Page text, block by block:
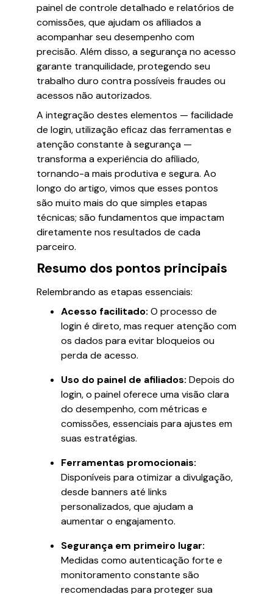
painel de controle detalhado e relatórios de
comissões, que ajudam os afiliados a
acompanhar seu desempenho com
precisão. Além disso, a segurança no acesso
garante tranquilidade, protegendo seu
trabalho duro contra possíveis fraudes ou
acessos não autorizados.
A integração destes elementos — facilidade
de login, utilização eficaz das ferramentas e
atenção constante à segurança —
transforma a experiência do afiliado,
tornando-a mais produtiva e segura. Ao
longo do artigo, vimos que esses pontos
são muito mais do que simples etapas
técnicas; são fundamentos que impactam
diretamente nos resultados de cada
parceiro.
Resumo dos pontos principais
Relembrando as etapas essenciais:
Acesso facilitado: O processo de
login é direto, mas requer atenção com
os dados para evitar bloqueios ou
perda de acesso.
Uso do painel de afiliados: Depois do
login, o painel oferece uma visão clara
do desempenho, com métricas e
comissões, essenciais para ajustes em
suas estratégias.
Ferramentas promocionais:
Disponíveis para otimizar a divulgação,
desde banners até links
personalizados, que ajudam a
aumentar o engajamento.
Segurança em primeiro lugar:
Medidas como autenticação forte e
monitoramento constante são
recomendadas para proteger sua